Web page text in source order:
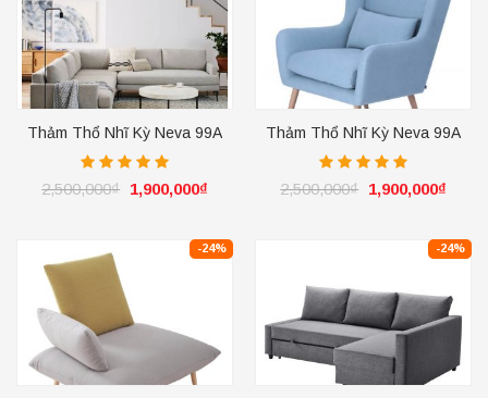
Thảm Thổ Nhĩ Kỳ Neva 99A
Ivory
2,500,000₫ 1,900,000₫
Thảm Thổ Nhĩ Kỳ Neva 99A
Ivory
2,500,000₫ 1,900,000₫
-24% -24%